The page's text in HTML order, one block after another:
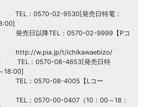
：0570-02-9530[発売日特電：
：0570-02-9999【Pコ
t/ichikawaebizo/
TEL：0570-08-4653[発売日特
18:00]
08-4005【Lコー
00-0407（10：00～18：